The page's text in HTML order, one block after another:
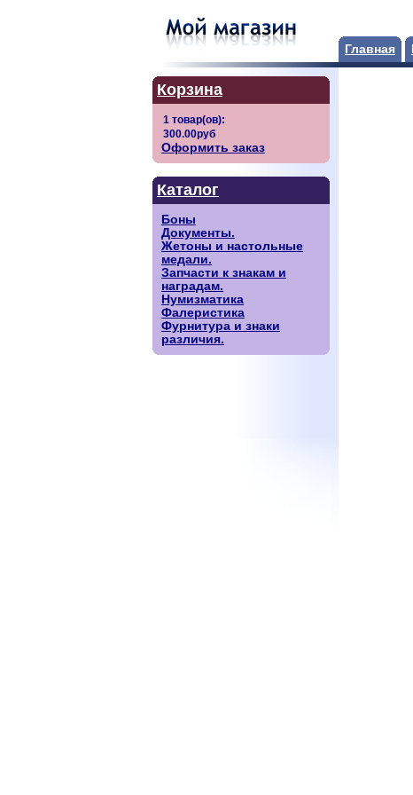
Главная
Корзина
Оформить заказ
Каталог
Боны
Документы.
Жетоны и настольные
медали.
Запчасти к знакам и
наградам.
Нумизматика
Фалеристика
Фурнитура и знаки
различия.